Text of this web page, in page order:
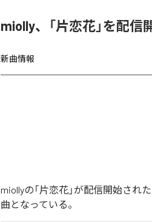
miolly、「片恋花」を配信
新曲情報
miollyの「片恋花」が配信開始され
曲となっている。